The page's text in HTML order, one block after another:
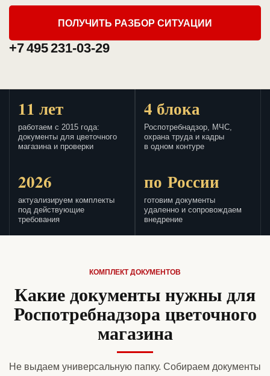
ПОЛУЧИТЬ РАЗБОР СИТУАЦИИ
+7 495 231-03-29
11 лет
работаем с 2015 года:
документы для цветочного
магазина и проверки
4 блока
Роспотребнадзор, МЧС,
охрана труда и кадры
в одном контуре
2026
актуализируем комплекты
под действующие
требования
по России
готовим документы
удаленно и сопровождаем
внедрение
КОМПЛЕКТ ДОКУМЕНТОВ
Какие документы нужны для
Роспотребнадзора цветочного
магазина
Не выдаем универсальную папку. Собираем документы